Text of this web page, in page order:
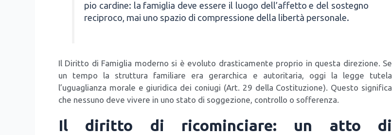
pio car­di­ne: la fami­glia deve esse­re il luo­go dell’affetto e del soste­gno
reci­pro­co, mai uno spa­zio di com­pres­sio­ne del­la liber­tà per­so­na­le.
Il Dirit­to di Fami­glia moder­no si è evo­lu­to dra­sti­ca­men­te pro­prio in que­sta dire­zio­ne. Se
un tem­po la strut­tu­ra fami­lia­re era gerar­chi­ca e auto­ri­ta­ria, oggi la leg­ge tute­la
l’uguaglianza mora­le e giu­ri­di­ca dei coniu­gi (Art. 29 del­la Costi­tu­zio­ne). Que­sto signi­fi­ca
che nes­su­no deve vive­re in uno sta­to di sog­ge­zio­ne, con­trol­lo o sof­fe­ren­za.
Il diritto di ricominciare: un atto di